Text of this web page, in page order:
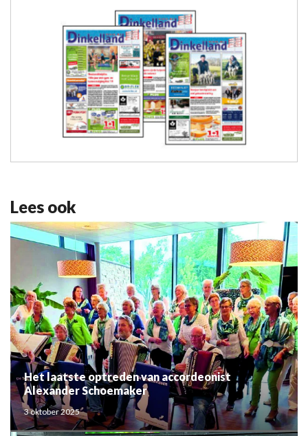
Lees ook
Het laatste optreden van accordeonist
Alexander Schoemaker
3 oktober 2025